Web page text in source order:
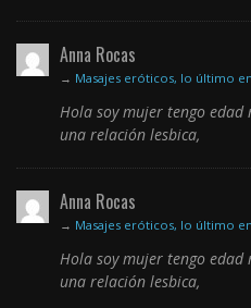
Anna Rocas
→ Masajes eróticos, lo último
Hola soy mujer tengo
una relación lesbica,
Anna Rocas
→ Masajes eróticos, lo último
Hola soy mujer tengo
una relación lesbica,